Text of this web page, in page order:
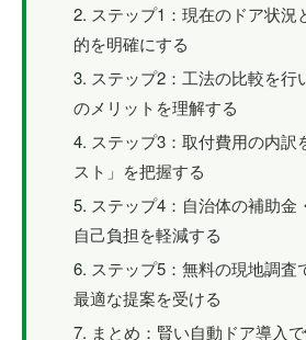
ステップ1：現在のドア状況
的を明確にする
ステップ2：工法の比較を行
のメリットを理解する
ステップ3：取付費用の内訳
スト」を把握する
ステップ4：自治体の補助金
自己負担を軽減する
ステップ5：無料の現地調査
最適な提案を受ける
まとめ：賢い自動ドア導入